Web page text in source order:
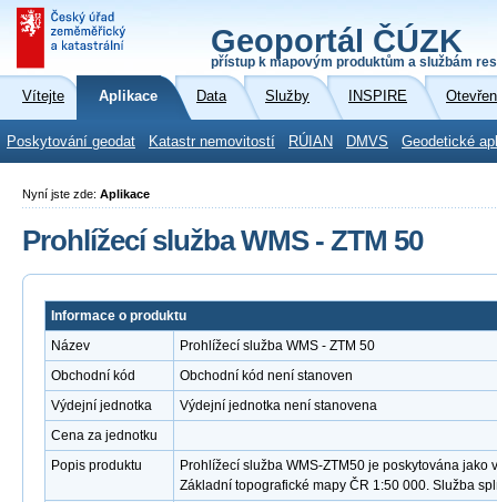
Geoportál ČÚZK
přístup k mapovým produktům a službám
Vítejte Aplikace Data Služby INSPIRE
Poskytování geodat Katastr nemovitostí RÚIAN DMVS Geodetické
Nyní jste zde: Aplikace
Prohlížecí služba WMS - ZTM 50
Informace o produktu
Název
Prohlížecí služba WMS - ZTM 50
Obchodní kód
Obchodní kód není stanoven
Výdejní jednotka
Výdejní jednotka není stanovena
Cena za jednotku
Popis produktu
Prohlížecí služba WMS-ZTM50 je poskytována
Základní topografické mapy ČR 1:50 000. Služba